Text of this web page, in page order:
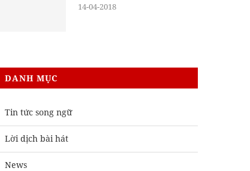
14-04-2018
DANH MỤC
Tin tức song ngữ
Lời dịch bài hát
News